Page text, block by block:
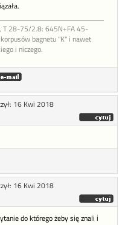
T 28-75/2.8: 645N+FA 45-
bagnetu "K" i nawet
i niczego.
16 Kwi 2018
16 Kwi 2018
do którego żeby się znali i